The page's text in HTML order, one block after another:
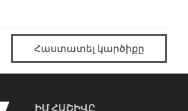
Հաստատել կարծիքը
ԻՄ ՀԱՇԻՎԸ